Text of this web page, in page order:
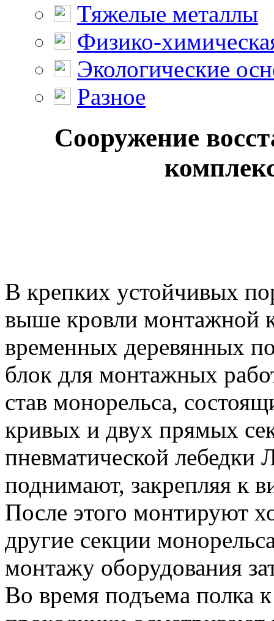
Тяжелые металлы
Физико-
Экологические
Разное
Сооружение
В крепких устойчивых
выше кровли
временных деревянных
блок для монтажных
став монорельса,
кривых и двух прямых
пневматической
поднимают, закрепляя к
После этого монтируют
другие секции
монтажу оборудования
Во время подъема полка